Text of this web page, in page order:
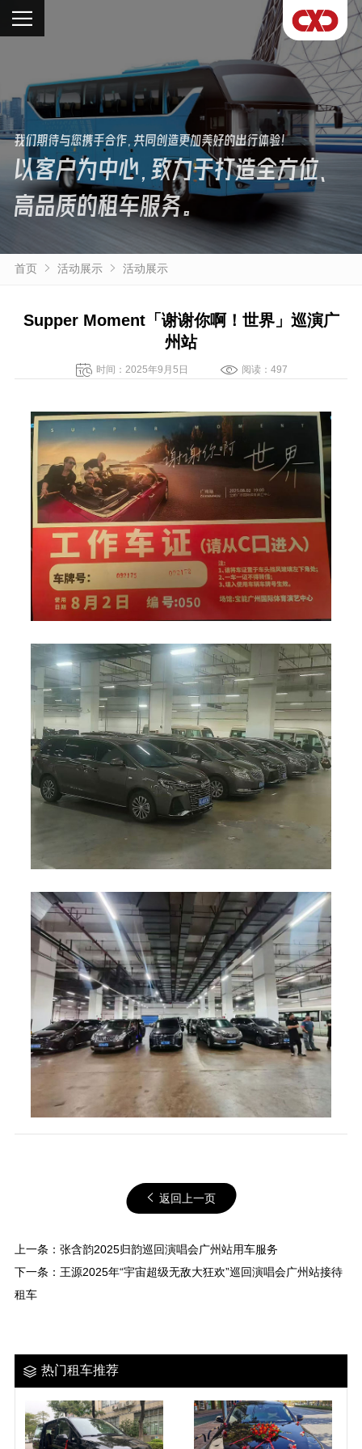
我们期待与您携手合作，共同创造更加美好的出行体验！
以客户为中心，致力于打造全方位、
高品质的租车服务。
首页 活动展示 活动展示
Supper Moment「谢谢你啊！世界」巡演广
州站
时间：2025年9月5日 阅读：497
返回上一页
上一条： 张含韵2025归韵巡回演唱会广州站用车服务
下一条： 王源2025年“宇宙超级无敌大狂欢”巡回演唱会广州站接待
租车
热门租车推荐